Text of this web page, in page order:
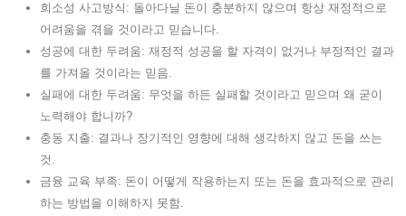
희소성 사고방식: 돌아다닐 돈이 충분하지 않으며 항상 재정적으로
어려움을 겪을 것이라고 믿습니다.
성공에 대한 두려움: 재정적 성공을 할 자격이 없거나 부정적인 결과
를 가져올 것이라는 믿음.
실패에 대한 두려움: 무엇을 하든 실패할 것이라고 믿으며 왜 굳이
노력해야 합니까?
충동 지출: 결과나 장기적인 영향에 대해 생각하지 않고 돈을 쓰는
것.
금융 교육 부족: 돈이 어떻게 작용하는지 또는 돈을 효과적으로 관리
하는 방법을 이해하지 못함.